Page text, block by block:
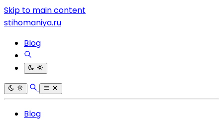
Skip to main content
stihomaniya.ru
Blog
Blog